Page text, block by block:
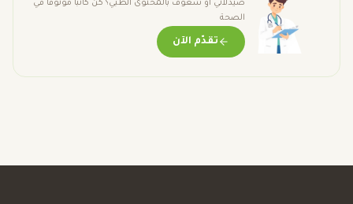
صيدلاني أو شغوف بالمحتوى الطبي؟ كن كاتباً موثوقاً في
الصحة
تقدّم الآن